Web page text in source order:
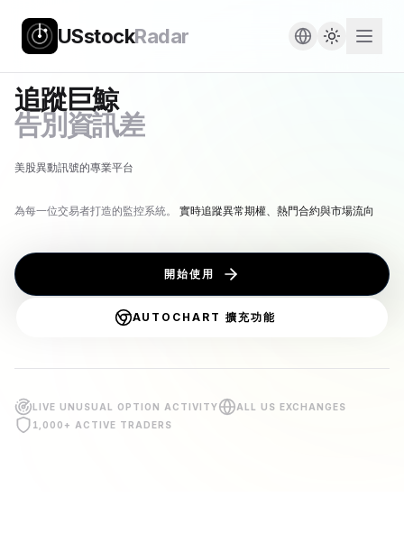
USstockRadar
追蹤巨鯨
告別資訊差
美股異動訊號的專業平台
為每一位交易者打造的監控系統。 實時追蹤異常期權、熱門合約與市場流向
開始使用
AUTOCHART 擴充功能
LIVE UNUSUAL OPTION ACTIVITY
ALL US EXCHANGES
1,000+ ACTIVE TRADERS